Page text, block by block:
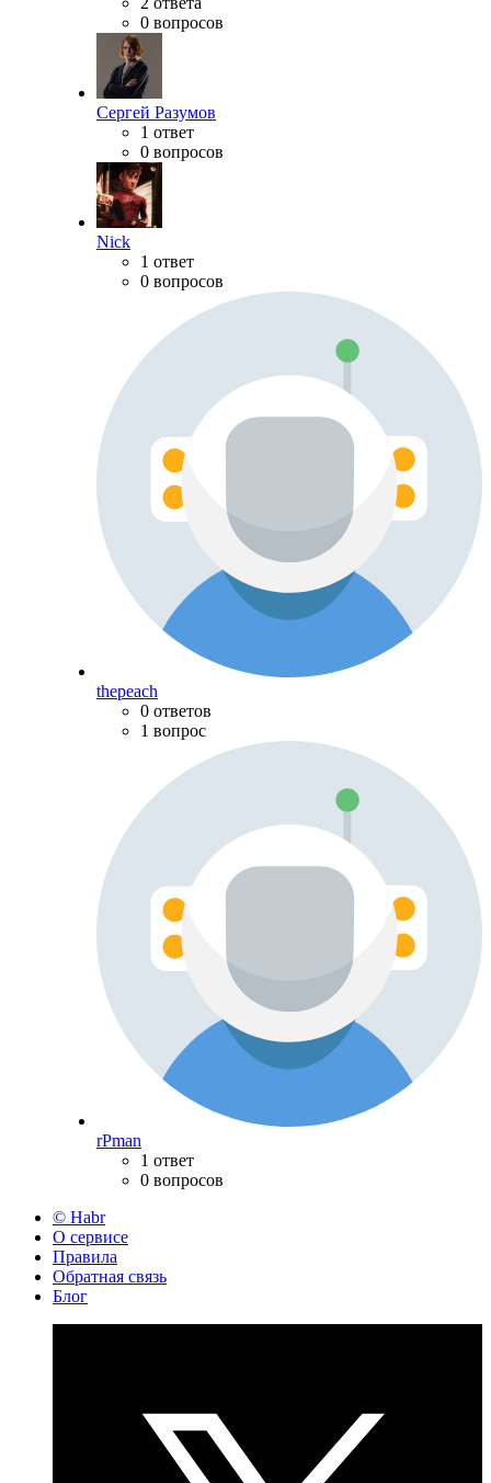
0 вопросов
Сергей Разумов
1 ответ
0 вопросов
Nick
1 ответ
0 вопросов
thepeach
0 ответов
1 вопрос
rPman
1 ответ
0 вопросов
© Habr
О сервисе
Правила
Обратная связь
Блог